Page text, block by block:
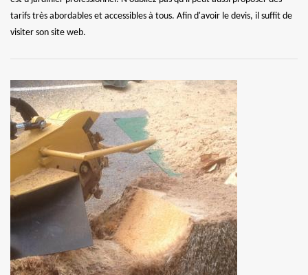
tarifs très abordables et accessibles à tous. Afin d'avoir le devis, il suffit de
visiter son site web.